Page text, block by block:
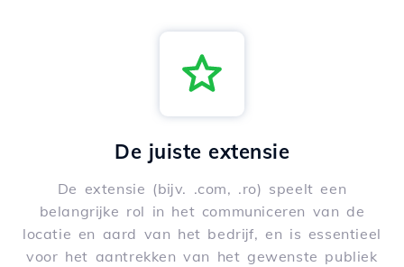
De juiste extensie
De extensie (bijv. .com, .ro) speelt een
belangrijke rol in het communiceren van de
locatie en aard van het bedrijf, en is essentieel
voor het aantrekken van het gewenste publiek